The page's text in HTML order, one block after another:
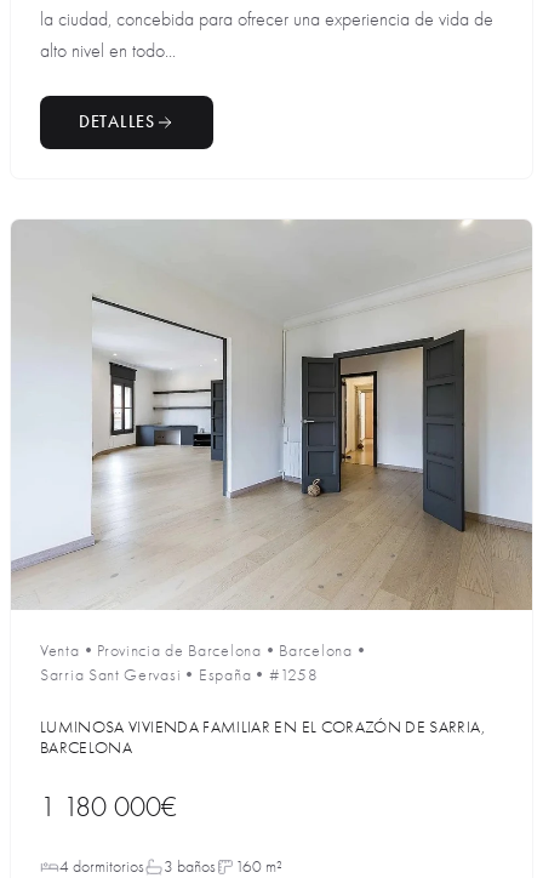
la ciudad, concebida para ofrecer una experiencia de vida de
alto nivel en todo...
DETALLES
Venta • Provincia de Barcelona • Barcelona •
Sarria Sant Gervasi • España • #1258
LUMINOSA VIVIENDA FAMILIAR EN EL CORAZÓN DE SARRIA,
BARCELONA
1 180 000€
4 dormitorios 3 baños 160 m²